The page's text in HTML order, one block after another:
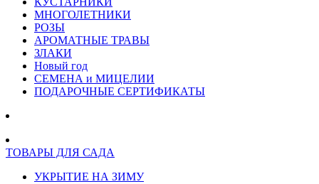
МНОГОЛЕТНИКИ
РОЗЫ
АРОМАТНЫЕ ТРАВЫ
ЗЛАКИ
Новый год
СЕМЕНА и МИЦЕЛИИ
ПОДАРОЧНЫЕ СЕРТИФИКАТЫ
ТОВАРЫ ДЛЯ САДА
УКРЫТИЕ НА ЗИМУ